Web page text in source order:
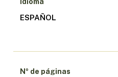
Idioma
ESPAÑOL
Nº de páginas